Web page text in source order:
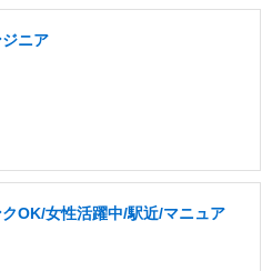
ニア
OK/女性活躍中/駅近/マニュア